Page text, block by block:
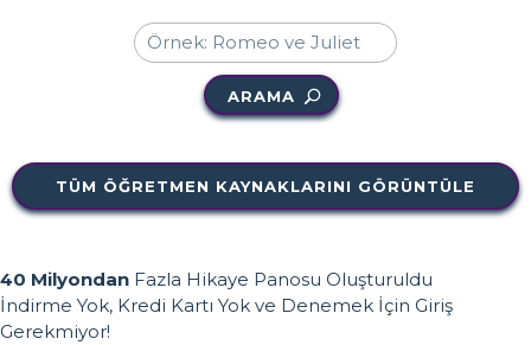
ARAMA
TÜM ÖĞRETMEN KAYNAKLARINI GÖRÜNTÜLE
40 Milyondan Fazla Hikaye Panosu Oluşturuldu
İndirme Yok, Kredi Kartı Yok ve Denemek İçin Giriş
Gerekmiyor!